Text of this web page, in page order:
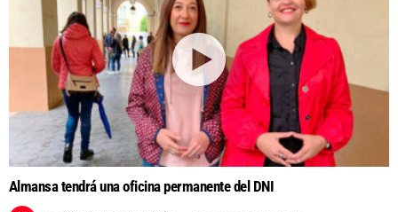
Almansa tendrá una oficina permanente del DNI